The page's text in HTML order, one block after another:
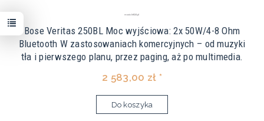
Bose Veritas 250BL Moc wyjściowa: 2x 50W/4-8 Ohm
Bluetooth W zastosowaniach komercyjnych – od muzyki
tła i pierwszego planu, przez paging, aż po multimedia.
2 583,00 zł *
Do koszyka